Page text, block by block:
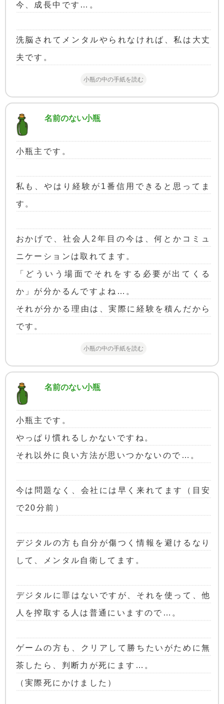
今、成長中です…。
洗脳されてメンタルやられなければ、私は大丈
夫です。
小瓶の中の手紙を読む
名前のない小瓶
小瓶主です。
私も、やはり経験が1番信用できると思ってま
す。
おかげで、社会人2年目の今は、何とかコミュ
ニケーションは取れてます。
「どういう場面でそれをする必要が出てくる
か」が分かるんですよね…。
それが分かる理由は、実際に経験を積んだから
です。
小瓶の中の手紙を読む
名前のない小瓶
小瓶主です。
やっぱり慣れるしかないですね。
それ以外に良い方法が思いつかないので…。
今は問題なく、会社には早く来れてます（目安
で20分前）
デジタルの方も自分が傷つく情報を避けるなり
して、メンタル自衛してます。
デジタルに罪はないですが、それを使って、他
人を搾取する人は普通にいますので…。
ゲームの方も、クリアして勝ちたいがために無
茶したら、判断力が死にます…。
（実際死にかけました）